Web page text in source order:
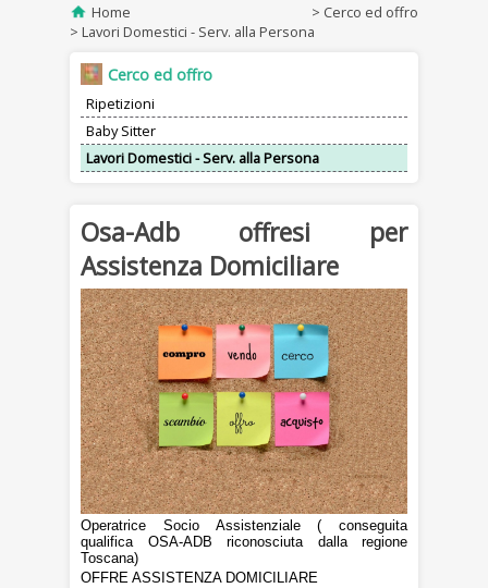
Home
Cerco ed offro
Lavori Domestici - Serv. alla Persona
Cerco ed offro
Ripetizioni
Baby Sitter
Lavori Domestici - Serv. alla Persona
Osa-Adb offresi per
Assistenza Domiciliare
Operatrice Socio Assistenziale ( conseguita
qualifica OSA-ADB riconosciuta dalla regione
Toscana)
OFFRE ASSISTENZA DOMICILIARE